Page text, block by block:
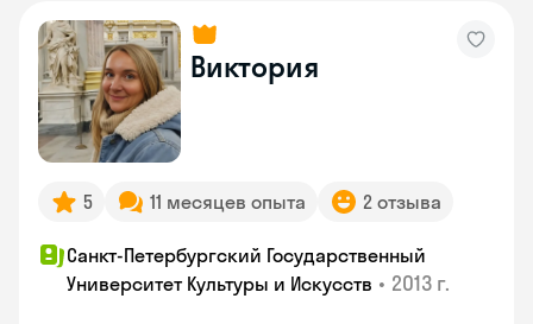
Виктория
5 11 месяцев опыта 2 отзыва
Санкт-Петербургский Государственный
Университет Культуры и Искусств • 2013 г.